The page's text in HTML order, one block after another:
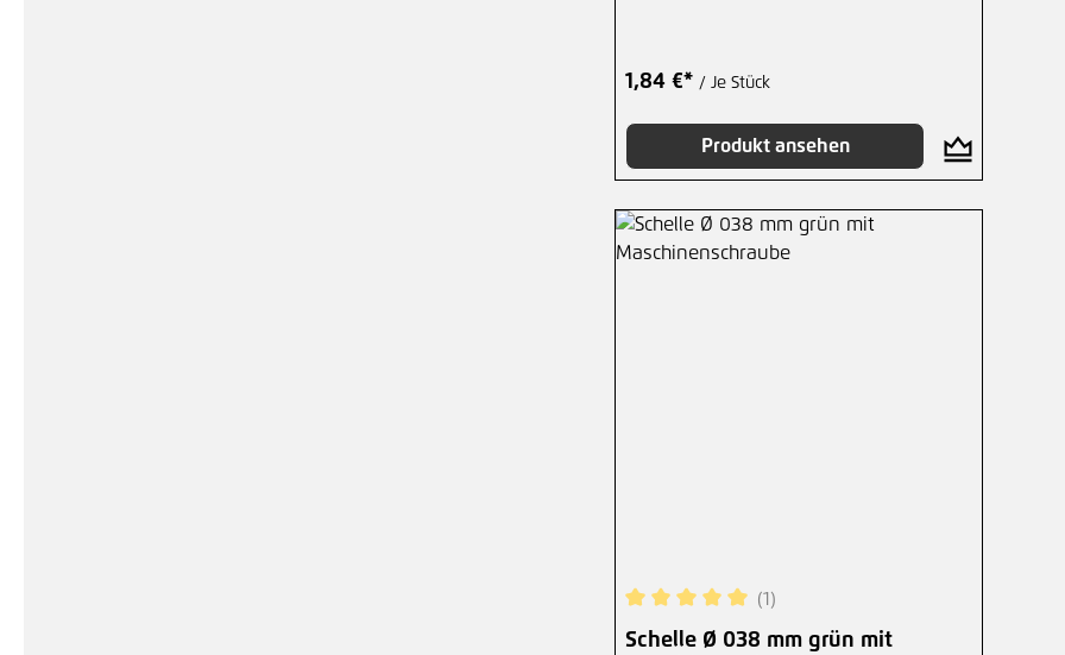
1,84 €* / Je Stück
Produkt ansehen
Durchschnittliche Bewertung von 5 von 5
(1)
Schelle Ø 038 mm grün mit